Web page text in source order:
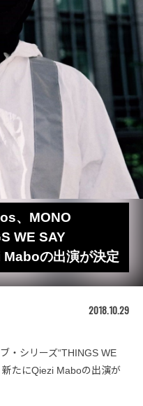
、MONO
WE SAY
の出演が決定
2018.10.29
・シリーズ“THINGS WE
新たにQiezi Maboの出演が